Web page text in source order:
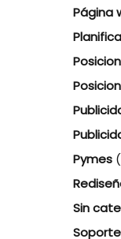
Página
Pymes
Sin